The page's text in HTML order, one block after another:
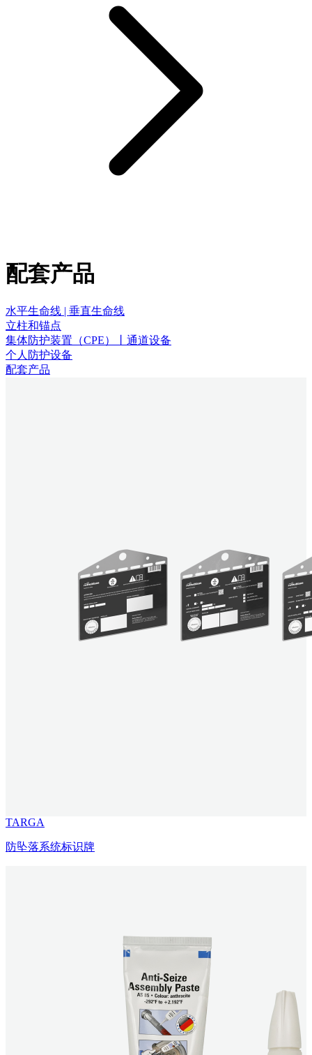
配套产品
水平生命线 | 垂直生命线
立柱和锚点
集体防护装置（CPE）丨通道设备
个人防护设备
配套产品
TARGA
防坠落系统标识牌